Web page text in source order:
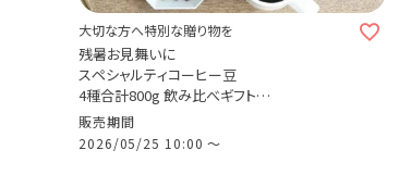
大切な方へ特別な贈り物を
残暑お見舞いに
スペシャルティコーヒー豆
4種合計800g 飲み比べギフト
自家焙煎 煎りたて新鮮 贈り物に
販売期間
2026/05/25 10:00〜